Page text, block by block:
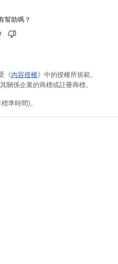
幫助嗎？
《內容授權》中的授權所規範。
關係企業的商標或註冊商標。
準時間)。